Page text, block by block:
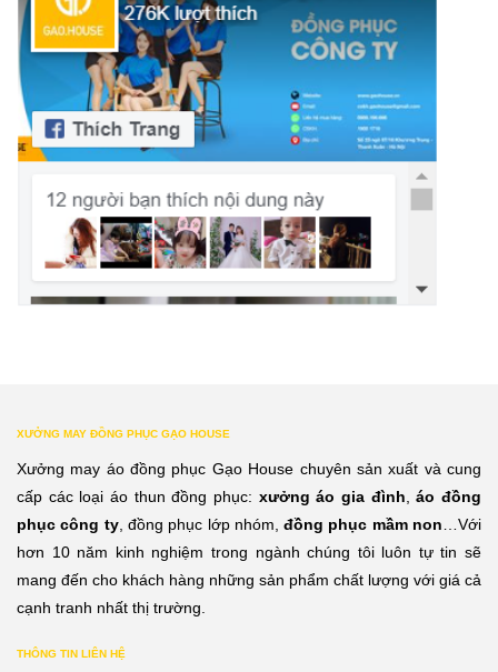
XƯỞNG MAY ĐỒNG PHỤC GẠO HOUSE
Xưởng may áo đồng phục Gạo House chuyên sản xuất và cung
cấp các loại áo thun đồng phục: xưởng áo gia đình,áo đồng
phục công ty, đồng phục lớp nhóm,đồng phục mầm non…Với
hơn 10 năm kinh nghiệm trong ngành chúng tôi luôn tự tin sẽ
mang đến cho khách hàng những sản phẩm chất lượng với giá cả
cạnh tranh nhất thị trường.
THÔNG TIN LIÊN HỆ